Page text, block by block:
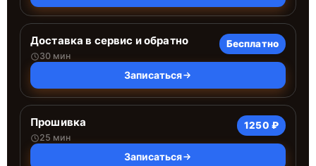
Доставка в сервис и обратно
30 мин
Бесплатно
Записаться
Прошивка
25 мин
1250 ₽
Записаться